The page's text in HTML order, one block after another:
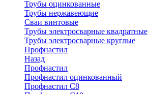
Трубы оцинкованные
Трубы нержавеющие
Сваи винтовые
Трубы электросварные квадратные
Трубы электросварные круглые
Профнастил
Назад
Профнастил
Профнастил оцинкованный
Профнастил С8